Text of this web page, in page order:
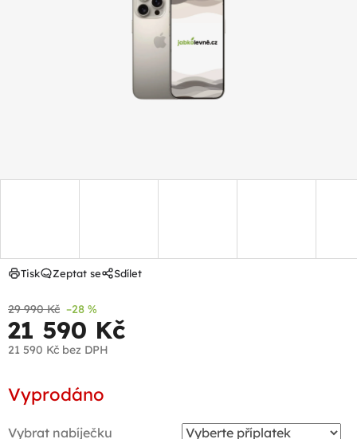
29 990 Kč –28 %
21 590 Kč
21 590 Kč bez DPH
cena:
Vyprodáno
Vybrat nabíječku
Tisk Zeptat se Sdílet